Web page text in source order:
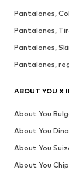
Pantalones,
Pantalones,
Pantalones,
Pantalones,
ABOUT YOU X
About You
About You
About You
About You